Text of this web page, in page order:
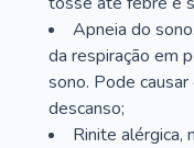
Apneia do
da respiração em
sono. Pode
descanso;
Rinite alérgica,